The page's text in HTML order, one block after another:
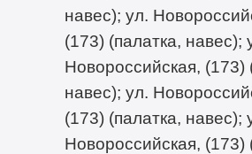
навес); ул.
(173) (палатка, навес);
Новороссийская, (173)
навес); ул.
(173) (палатка, навес);
Новороссийская, (173)